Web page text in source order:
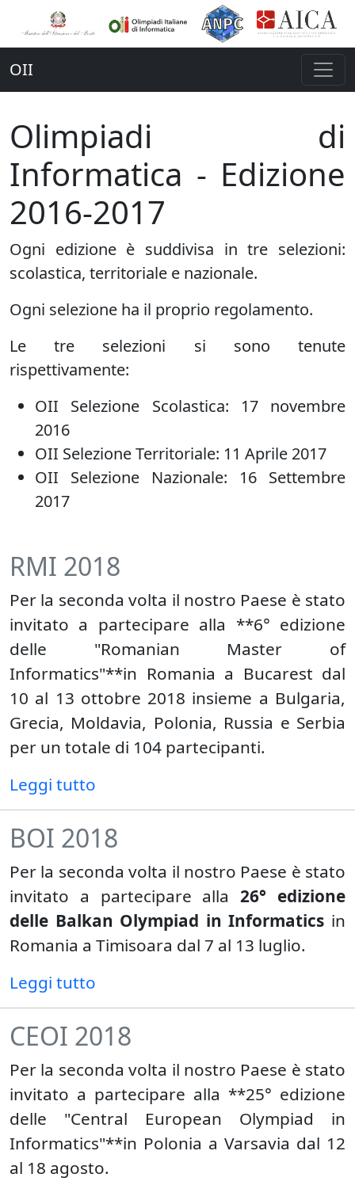
OII
Olimpiadi di
Informatica - Edizione
2016-2017
Ogni edizione è suddivisa in tre selezioni:
scolastica, territoriale e nazionale.
Ogni selezione ha il proprio regolamento.
Le tre selezioni si sono tenute
rispettivamente:
OII Selezione Scolastica: 17 novembre
2016
OII Selezione Territoriale: 11 Aprile 2017
OII Selezione Nazionale: 16 Settembre
2017
RMI 2018
Per la seconda volta il nostro Paese è stato
invitato a partecipare alla **6° edizione
delle "Romanian Master of
Informatics"**in Romania a Bucarest dal
10 al 13 ottobre 2018 insieme a Bulgaria,
Grecia, Moldavia, Polonia, Russia e Serbia
per un totale di 104 partecipanti.
Leggi tutto
BOI 2018
Per la seconda volta il nostro Paese è stato
invitato a partecipare alla26° edizione
delle Balkan Olympiad in Informatics in
Romania a Timisoara dal 7 al 13 luglio.
Leggi tutto
CEOI 2018
Per la seconda volta il nostro Paese è stato
invitato a partecipare alla **25° edizione
delle "Central European Olympiad in
Informatics"**in Polonia a Varsavia dal 12
al 18 agosto.